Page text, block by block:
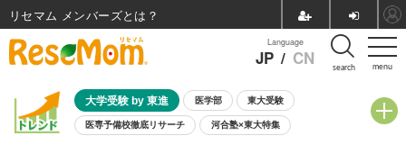
menu
Language
JP / CN search
大学受験 by 東進 医学部 東大受験
医専予備校徹底リサーチ 河合塾×東大特集
リセマム メンバーズ